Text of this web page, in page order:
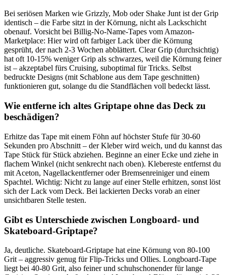
Bei seriösen Marken wie Grizzly, Mob oder Shake Junt ist der Grip
identisch – die Farbe sitzt in der Körnung, nicht als Lackschicht
obenauf. Vorsicht bei Billig-No-Name-Tapes vom Amazon-
Marketplace: Hier wird oft farbiger Lack über die Körnung
gesprüht, der nach 2-3 Wochen abblättert. Clear Grip (durchsichtig)
hat oft 10-15% weniger Grip als schwarzes, weil die Körnung feiner
ist – akzeptabel fürs Cruising, suboptimal für Tricks. Selbst
bedruckte Designs (mit Schablone aus dem Tape geschnitten)
funktionieren gut, solange du die Standflächen voll bedeckt lässt.
Wie entferne ich altes Griptape ohne das Deck zu
beschädigen?
Erhitze das Tape mit einem Föhn auf höchster Stufe für 30-60
Sekunden pro Abschnitt – der Kleber wird weich, und du kannst das
Tape Stück für Stück abziehen. Beginne an einer Ecke und ziehe in
flachem Winkel (nicht senkrecht nach oben). Klebereste entfernst du
mit Aceton, Nagellackentferner oder Bremsenreiniger und einem
Spachtel. Wichtig: Nicht zu lange auf einer Stelle erhitzen, sonst löst
sich der Lack vom Deck. Bei lackierten Decks vorab an einer
unsichtbaren Stelle testen.
Gibt es Unterschiede zwischen Longboard- und
Skateboard-Griptape?
Ja, deutliche. Skateboard-Griptape hat eine Körnung von 80-100
Grit – aggressiv genug für Flip-Tricks und Ollies. Longboard-Tape
liegt bei 40-80 Grit, also feiner und schuhschonender für lange